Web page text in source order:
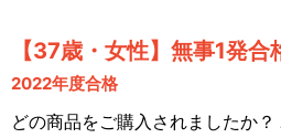
【37歳・女性】無事1発合
2022年度合格
どの商品をご購入されましたか